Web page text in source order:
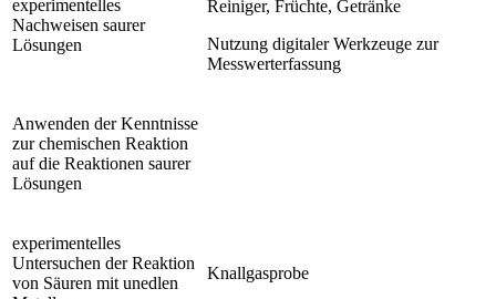
experimentelles
Nachweisen saurer
Lösungen
Reiniger, Früchte, Getränke
Nutzung digitaler Werkzeuge zur
Messwerterfassung
Anwenden der Kenntnisse
zur chemischen Reaktion
auf die Reaktionen saurer
Lösungen
experimentelles
Untersuchen der Reaktion
von Säuren mit unedlen
Knallgasprobe